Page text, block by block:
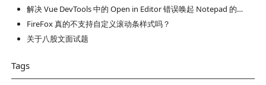
解决 Vue DevTools 中的 Open in Editor 错误唤起 Notepad 的问题
FireFox 真的不支持自定义滚动条样式吗？
关于八股文面试题
Tags